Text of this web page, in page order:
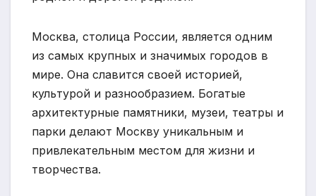
Москва, столица России, является одним
из самых крупных и значимых городов в
мире. Она славится своей историей,
культурой и разнообразием. Богатые
архитектурные памятники, музеи, театры и
парки делают Москву уникальным и
привлекательным местом для жизни и
творчества.